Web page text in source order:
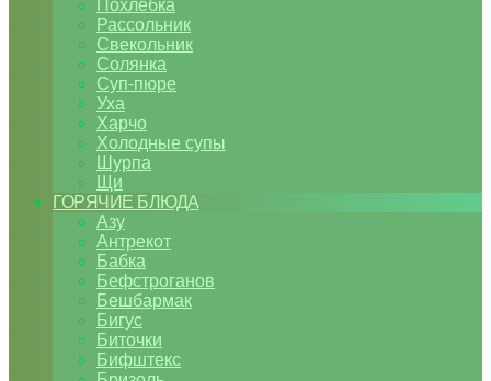
Похлебка
Рассольник
Свекольник
Солянка
Суп-пюре
Уха
Харчо
Холодные супы
Шурпа
Щи
ГОРЯЧИЕ БЛЮДА
Азу
Антрекот
Бабка
Бефстроганов
Бешбармак
Бигус
Биточки
Бифштекс